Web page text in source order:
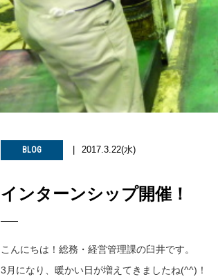
BLOG 2017.3.22(水)
インターンシップ開催！
こんにちは！総務・経営管理課の臼井です。
3月になり、暖かい日が増えてきましたね(^^)！